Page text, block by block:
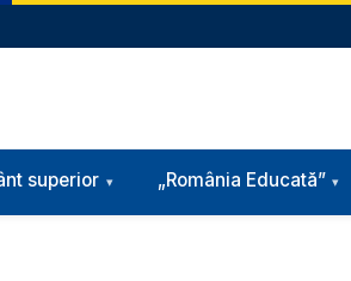
superior „România Educată”